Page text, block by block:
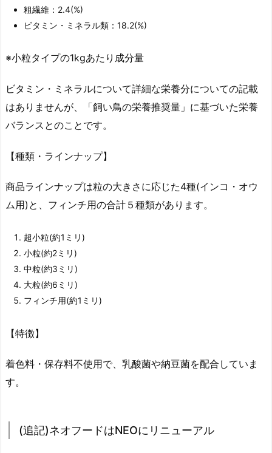
粗繊維：2.4(%)
ビタミン・ミネラル類：18.2(%)
※小粒タイプの1kgあたり成分量
ビタミン・ミネラルについて詳細な栄養分についての記載
はありませんが、「飼い鳥の栄養推奨量」に基づいた栄養
バランスとのことです。
【種類・ラインナップ】
商品ラインナップは粒の大きさに応じた4種(インコ・オウ
ム用)と、フィンチ用の合計５種類があります。
超小粒(約1ミリ)
小粒(約2ミリ)
中粒(約3ミリ)
大粒(約6ミリ)
フィンチ用(約1ミリ)
【特徴】
着色料・保存料不使用で、乳酸菌や納豆菌を配合していま
す。
(追記)ネオフードはNEOにリニューアル